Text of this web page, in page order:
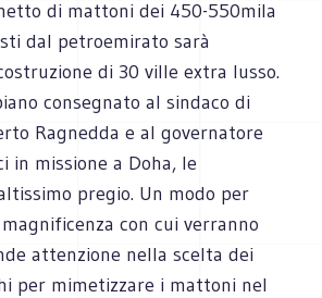
di mattoni dei 450-550mila
dal petroemirato sarà
di 30 ville extra lusso.
consegnato al sindaco di
Ragnedda e al governatore
in missione a Doha, le
pregio. Un modo per
con cui verranno
attenzione nella scelta dei
per mimetizzare i mattoni nel